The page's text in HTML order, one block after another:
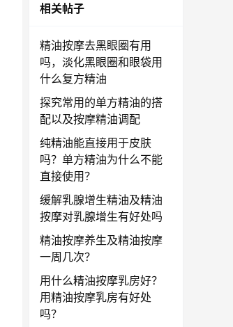
相关帖子
精油按摩去黑眼圈有用
吗，淡化黑眼圈和眼袋用
什么复方精油
探究常用的单方精油的搭
配以及按摩精油调配
纯精油能直接用于皮肤
吗？单方精油为什么不能
直接使用？
缓解乳腺增生精油及精油
按摩对乳腺增生有好处吗
精油按摩养生及精油按摩
一周几次？
用什么精油按摩乳房好？
用精油按摩乳房有好处
吗？